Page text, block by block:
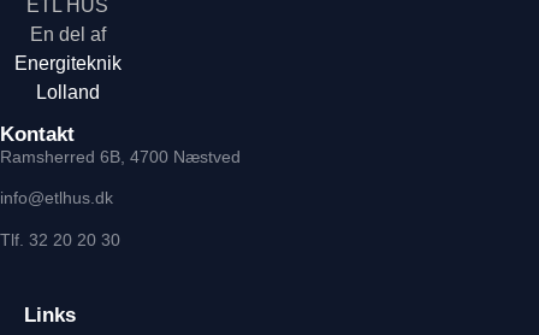
ETL HUS
En del af
Energiteknik
Lolland
Kontakt
Ramsherred 6B, 4700 Næstved
info@etlhus.dk
Tlf. 32 20 20 30
Links